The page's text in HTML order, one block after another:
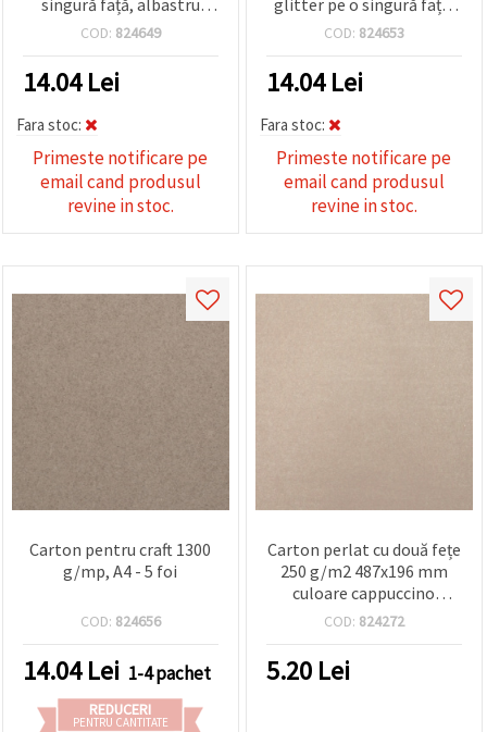
închis - set de 10 coli
COD: 824649
14.04Lei
Fara stoc:
Primeste notificare pe
email cand produsul
revine in stoc.
maro – set 10 bucăți
COD: 824653
14.04Lei
Fara stoc:
Primeste notificare pe
email cand produsul
revine in stoc.
Carton pentru craft 1300
g/mp, A4 - 5 foi
COD: 824656
14.04Lei 1-4 pachet
REDUCERI
PENTRU CANTITATE
Carton perlat cu două fețe
250 g/m2 487x196 mm
culoare cappuccino
deschis - 10 buc.
COD: 824272
5.20 Lei